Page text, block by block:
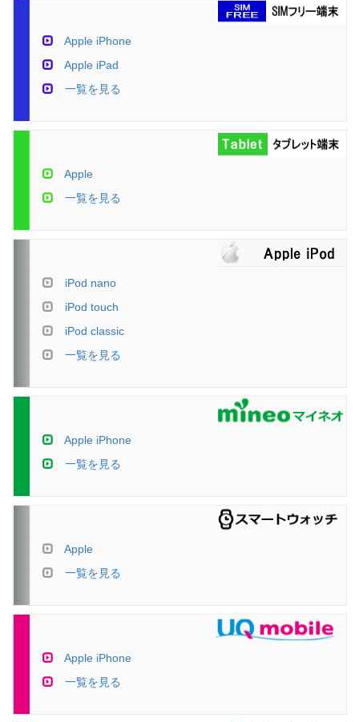
Apple iPhone
Apple iPad
一覧を見る
Apple
一覧を見る
iPod nano
iPod touch
iPod classic
一覧を見る
Apple iPhone
一覧を見る
Apple
一覧を見る
Apple iPhone
一覧を見る